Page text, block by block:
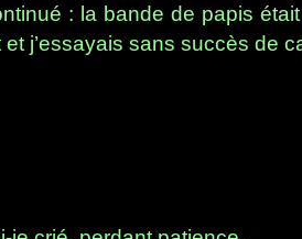
*
: la bande de papis
j’essayais sans succès de